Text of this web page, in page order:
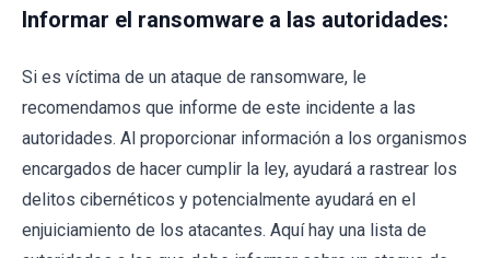
Informar el ransomware a las autoridades:
Si es víctima de un ataque de ransomware, le
recomendamos que informe de este incidente a las
autoridades. Al proporcionar información a los organismos
encargados de hacer cumplir la ley, ayudará a rastrear los
delitos cibernéticos y potencialmente ayudará en el
enjuiciamiento de los atacantes. Aquí hay una lista de